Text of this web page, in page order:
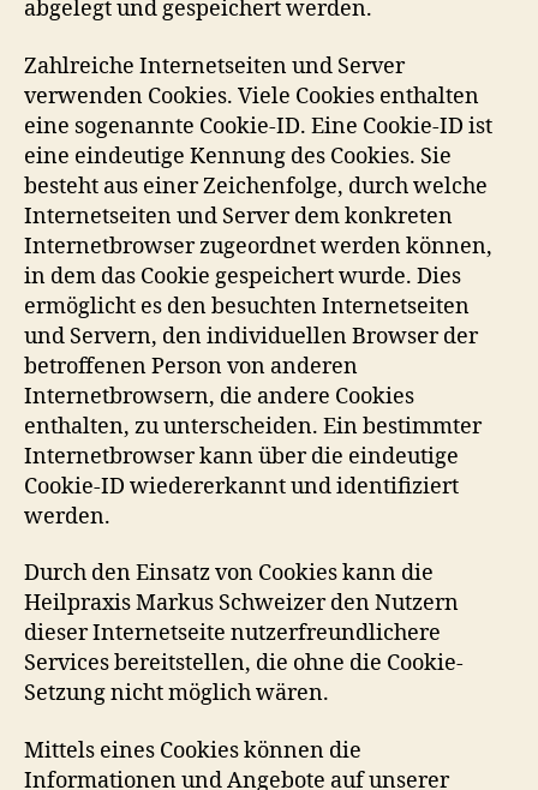
abgelegt und gespeichert werden.
Zahlreiche Internetseiten und Server
verwenden Cookies. Viele Cookies enthalten
eine sogenannte Cookie-ID. Eine Cookie-ID ist
eine eindeutige Kennung des Cookies. Sie
besteht aus einer Zeichenfolge, durch welche
Internetseiten und Server dem konkreten
Internetbrowser zugeordnet werden können,
in dem das Cookie gespeichert wurde. Dies
ermöglicht es den besuchten Internetseiten
und Servern, den individuellen Browser der
betroffenen Person von anderen
Internetbrowsern, die andere Cookies
enthalten, zu unterscheiden. Ein bestimmter
Internetbrowser kann über die eindeutige
Cookie-ID wiedererkannt und identifiziert
werden.
Durch den Einsatz von Cookies kann die
Heilpraxis Markus Schweizer den Nutzern
dieser Internetseite nutzerfreundlichere
Services bereitstellen, die ohne die Cookie-
Setzung nicht möglich wären.
Mittels eines Cookies können die
Informationen und Angebote auf unserer